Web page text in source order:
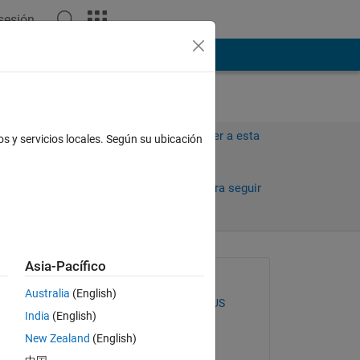
Iniciar sesión para responder a esta
Iniciar sesión para seguir
SOFOKLIS SOFOKLEOUS
el 29 de Nov. de 2019
y servicios locales. Según su ubicación
Asia-Pacífico
Australia (English)
India (English)
New Zealand (English)